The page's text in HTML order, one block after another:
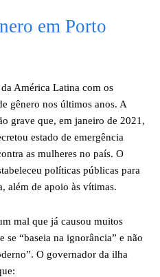
em Porto
América Latina com os
gênero nos últimos anos. A
grave que, em janeiro de 2021,
estado de emergência
as mulheres no país. O
políticas públicas para
além de apoio às vítimas.
mal que já causou muitos
se “baseia na ignorância” e não
O governador da ilha